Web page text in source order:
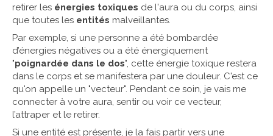
retirer les énergies toxiques de l'aura ou du corps, ainsi
que toutes les entités malveillantes.
Par exemple, si une personne a été bombardée
d’énergies négatives ou a été énergiquement
"poignardée dans le dos", cette énergie toxique restera
dans le corps et se manifestera par une douleur. C'est ce
qu'on appelle un "vecteur". Pendant ce soin, je vais me
connecter à votre aura, sentir ou voir ce vecteur,
l’attraper et le retirer.
Si une entité est présente, je la fais partir vers une